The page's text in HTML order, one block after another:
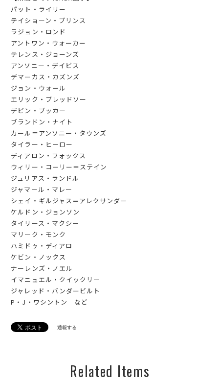
パット・ライリー
テイショーン・プリンス
ラジョン・ロンド
アントワン・ウォーカー
テレンス・ジョーンズ
アンソニー・デイビス
デマーカス・カズンズ
ジョン・ウォール
エリック・ブレッドソー
デビン・ブッカー
ブランドン・ナイト
カール＝アンソニー・タウンズ
タイラー・ヒーロー
ディアロン・フォックス
ウィリー・コーリー＝ステイン
ジュリアス・ランドル
ジャマール・マレー
シェイ・ギルジャス＝アレクサンダー
ケルドン・ジョンソン
タイリース・マクシー
マリーク・モンク
ハミドゥ・ディアロ
ケビン・ノックス
ナーレンズ・ノエル
イマニュエル・クイックリー
ジャレッド・バンダービルト
P・J・ワシントン など
通報する
Related Items